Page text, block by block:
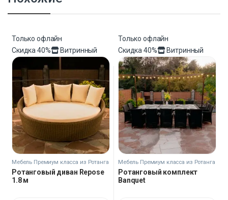
Только офлайн
Скидка40% Витринный
Мебель Премиум класса из Ротанга
Ротанговый диван Repose
1.8 м
Только офлайн
Скидка40% Витринный
Мебель Премиум класса из Ротанга
Ротанговый комплект
Banquet